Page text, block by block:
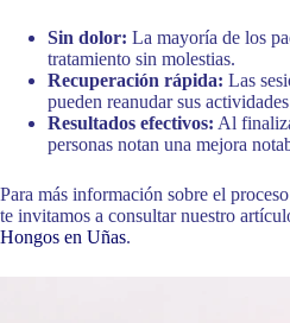
Sin dolor: La mayoría de los
tratamiento sin molestias.
Recuperación rápida: Las
pueden reanudar sus
Resultados efectivos: Al
personas notan una mejora
Para más información sobre el
te invitamos a consultar nuestro
Hongos en Uñas.